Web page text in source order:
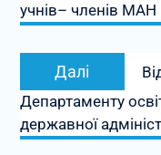
учнів– членів МАН
Далі
Департаменту
державної